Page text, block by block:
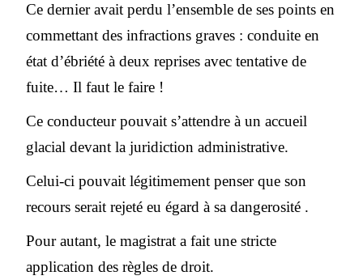
Ce dernier avait perdu l’ensemble de ses points en
commettant des infractions graves : conduite en
état d’ébriété à deux reprises avec tentative de
fuite… Il faut le faire !
Ce conducteur pouvait s’attendre à un accueil
glacial devant la juridiction administrative.
Celui-ci pouvait légitimement penser que son
recours serait rejeté eu égard à sa dangerosité .
Pour autant, le magistrat a fait une stricte
application des règles de droit.